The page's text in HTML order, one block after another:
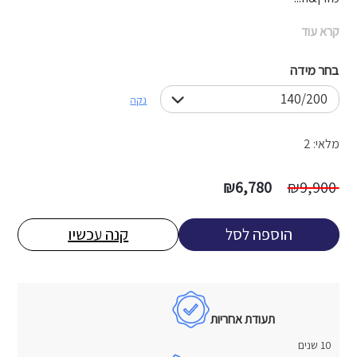
קרא עוד
בחר מידה
נקה
9,900
₪
המחיר
המקורי
היה:
9,900 ₪.
6,780
₪
הוא:
מלאי: 2
הוספה לסל קנה עכשיו
תעודת אחריות
10 שנים